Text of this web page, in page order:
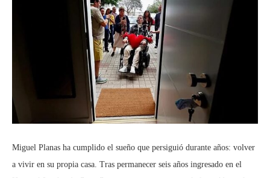
Miguel Planas ha cumplido el sueño que persiguió durante años: volver
a vivir en su propia casa. Tras permanecer seis años ingresado en el